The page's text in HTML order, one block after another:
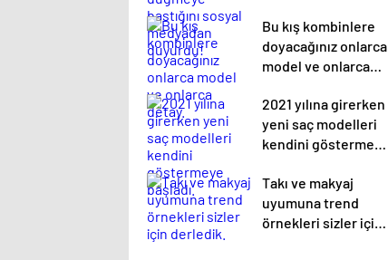
duyurdu!
Bu kış kombinlere
doyacağınız onlarca
model ve onlarca
2021 yılına girerken
yeni saç modelleri
kendini göstermeye
Takı ve makyaj
uyumuna trend
örnekleri sizler için